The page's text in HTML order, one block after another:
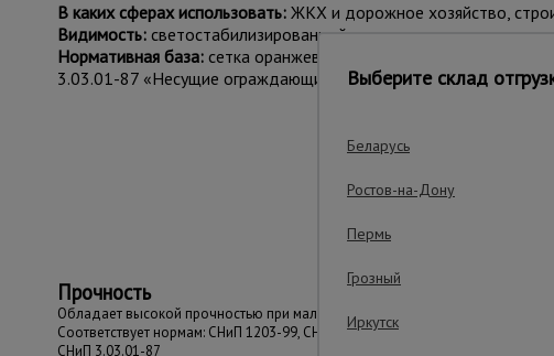
В каких сферах использовать:ЖКХ и дорожное хозяйство,
Видимость:светостабилизированный пластик ярко-
Нормативная база:сетка оранжевая соответствует СНиП
3.03.01-87 «Несущие ограждающие конструкции».
Прочность
Обладает высокой прочностью при малом весе.
Соответствует нормам: СНиП 1203-99, СНиП III-4-80 и
СНиП 3.03.01-87
Выберите склад
Беларусь
Ростов-на-Дону
Пермь
Грозный
Иркутск